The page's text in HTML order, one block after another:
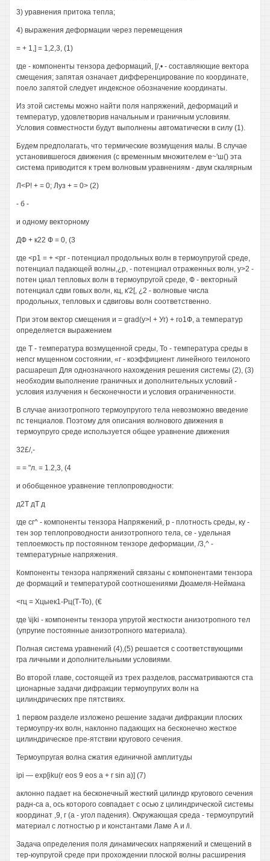
3) уравнения притока тепла;
4) выражения деформации через перемещения
= + 1,] = 1,2,3, (1)
где - компоненты тензора деформаций, [/,• - составляющие вектора
смещения; запятая означает дифференцирование по координате,
поело запятой следует индексное обозначение координаты.
Из этой системы можно найти поля напряжений, деформаций и
температур, удовлетворив начальным и граничным условиям.
Условия совместности будут выполнены автоматически в силу (1).
Будем предполагать, что термические возмущения малы. В случае
установившегося движения (с временным множителем е~'ш() эта
система приводится к трем волновым уравнениям - двум скалярным
Л<Р! + = 0; Луз + = 0> (2)
- б -
и одному векторному
ДФ + к22 Ф = 0, (3
где <р1 = + <рг - потенциал продольных волн в термоупругой среде,
потенциал падающей волны,¿р, - потенциал отраженных волн, у>2 -
потен циал тепловых волн в термоупругой среде, Ф - векторный
потенциал сдви говых волн, кц, к'2[, ¿2 - волновые числа
продольных, тепловых и сдвиговы волн соответственно.
При этом вектор смещения и = grad(y>l + Уг) + го1Ф, а температур
определяется выражением
где Т - температура возмущенной среды, То - температура среды в
непсг мущенном состоянии, «г - коэффициент линейного теилоного
расшарешп Для однозначного нахождения решения системы (2), (3)
необходим выполнение граничных и дополнительных условий -
условия излучения н бесконечности и условия ограниченности.
В случае анизотропного термоупругого тела невозможно введение
пс тенциалов. Поэтому для описания волнового движения в
термоупруго среде используется общее уравнение движения
32£/,-
= = "л. = 1.2,3, (4
и обобщенное уравнение теплопроводности:
д2Т дТ д
где сг^ - компоненты тензора Напряжений, р - плотность среды, ку -
тен зор теплопроводности анизотропного тела, се - удельная
теплоемкость пр постоянном тензоре деформации, /3,^ -
температурные напряжения.
Компоненты тензора напряжений связаны с компонентами тензора
де формаций и температурой соотношениями Дюамеля-Неймана
<гц = Хцыек1-Рц(Т-То), (€
где \ijki - компоненты тензора упругой жесткости анизотропного тел
(упругие постоянные анизотропного материала).
Полная система уравнений (4),(5) решается с соответствующими
гра личными и дополнительными условиями.
Во второй главе, состоящей из трех разделов, рассматриваются ста
ционарные задачи дифракции термоупругих волн на
цилиндрических пре пятствиях.
1 первом разделе изложено решение задачи дифракции плоских
термоупру-их волн, наклонно падающих на бесконечно жесткое
цилиндрическое пре-ятствии кругового сечения.
Термоупругая волна сжатия единичной амплитуды
ipi — exp[iku(r eos 9 eos а + г sin а)] (7)
аклонно падает на бесконечный жесткий цилиндр кругового сечения
радн-са а, ось которого совпадает с осью z цилиндрической системы
координат ,9, г (а - угол падения). Окружающая среда - термоупругий
материал с лотностью р и константами Ламе А и /i.
Задача определения поля динамических напряжений и смещений в
тер-юупругой среде при прохождении плоской волны расширения